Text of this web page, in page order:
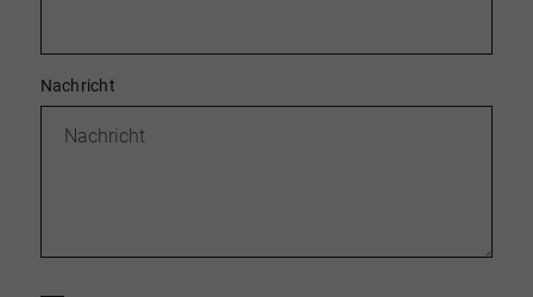
Nachricht